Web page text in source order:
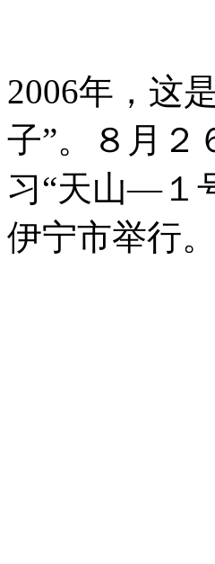
2006年，这
子”。８月２
习“天山―１
伊宁市举行